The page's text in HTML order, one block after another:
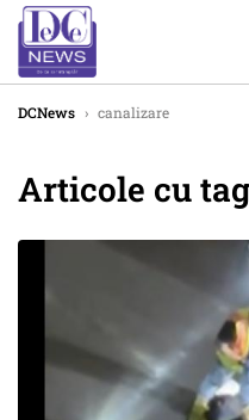
DCNews › canalizare
Articole cu